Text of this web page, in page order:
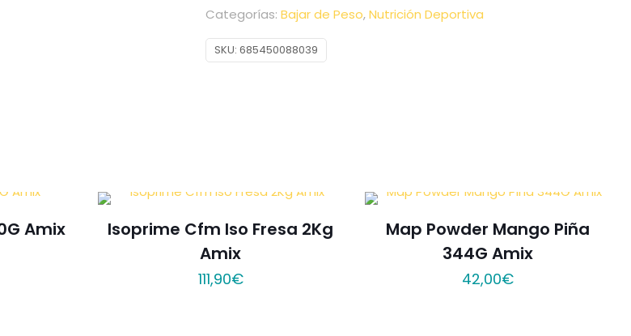
Categorías:Bajar de Peso,Nutrición Deportiva
SKU:685450088039
Amix
Isoprime Cfm Iso Fresa 2Kg
Amix
111,90€
Map Powder Mango Piña
344G Amix
42,00€